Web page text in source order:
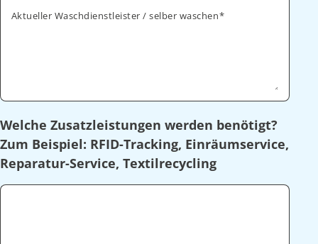
Aktueller Waschdienstleister / selber waschen
Welche Zusatzleistungen werden benötigt?
Zum Beispiel: RFID-Tracking, Einräumservice,
Reparatur-Service, Textilrecycling